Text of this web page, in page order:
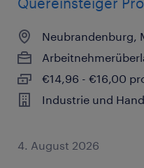
Neubrandenburg,
€14,96 - €16,00
Industrie und
4. August 2026